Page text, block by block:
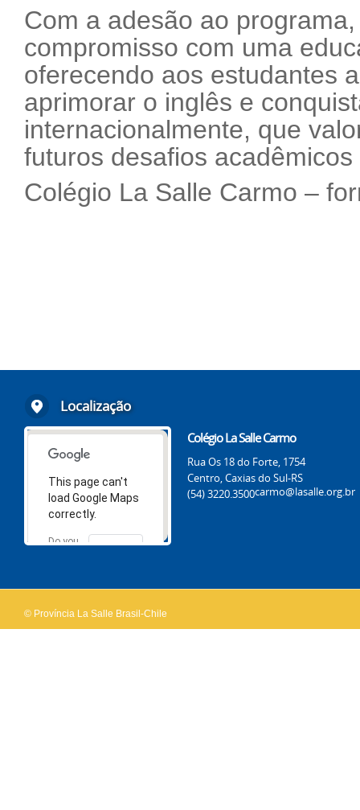
Com a adesão ao
compromisso com uma
oferecendo aos estudantes
aprimorar o inglês e
internacionalmente, que
futuros desafios
Colégio La Salle Carmo –
Localização
This page can't
load Google Maps
correctly.
Do you
OK
Colégio La Salle Carmo
Rua Os 18 do Forte, 1754
Centro, Caxias do Sul-RS
(54) 3220.3500carmo@lasalle.org.br
© Província La Salle Brasil-Chile